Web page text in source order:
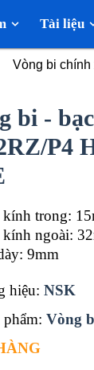
Tài liệu
Vòng bi chính
bi -
P4
trong:
ngoài:
9mm
hiệu: NSK
phẩm: Vòng